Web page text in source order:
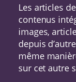
Les articles
contenus
images,
depuis
même
sur cet autre